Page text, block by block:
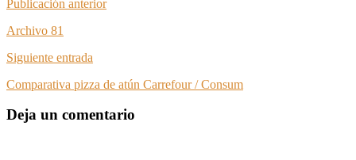
Publicación anterior
Archivo 81
Siguiente entrada
Comparativa pizza de atún Carrefour / Consum
Deja un comentario